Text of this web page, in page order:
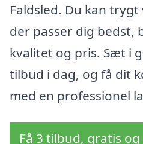
Faldsled. Du kan
der passer dig bedst,
kvalitet og pris. Sæt i
tilbud i dag, og få dit
med en professionel
Få 3 tilbud, gratis